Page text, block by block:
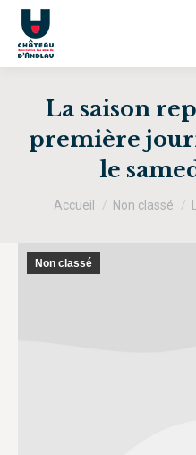
La saison
première
le
Vous êtes ici :
Accueil Non classé
Non classé